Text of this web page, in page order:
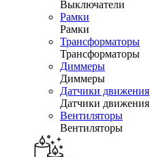
Выключатели
Рамки
Рамки
Трансформаторы
Трансформаторы
Диммеры
Диммеры
Датчики движения
Датчики движения
Вентиляторы
Вентиляторы